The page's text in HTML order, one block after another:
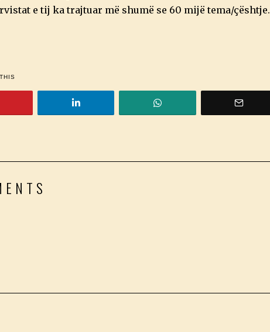
e tij ka trajtuar më shumë se 60 mijë tema/çështje.